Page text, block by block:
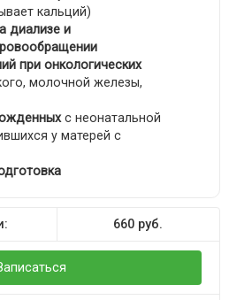
кальций)
диализе и
при онкологических
молочной железы,
с неонатальной
у матерей с
660 руб.